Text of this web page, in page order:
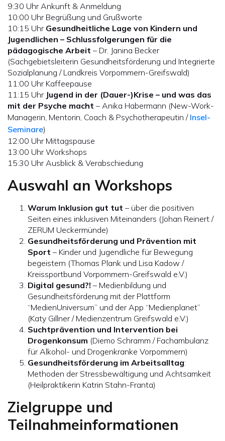
9:30 Uhr Ankunft & Anmeldung
10:00 Uhr Begrüßung und Grußworte
10:15 Uhr Gesundheitliche Lage von Kindern und
Jugendlichen – Schlussfolgerungen für die
pädagogische Arbeit – Dr. Janina Becker
(Sachgebietsleiterin Gesundheitsförderung und Integrierte
Sozialplanung / Landkreis Vorpommern-Greifswald)
11:00 Uhr Kaffeepause
11:15 Uhr Jugend in der (Dauer-)Krise – und was das
mit der Psyche macht – Anika Habermann (New-Work-
Managerin, Mentorin, Coach & Psychotherapeutin / Insel-
Seminare)
12:00 Uhr Mittagspause
13:00 Uhr Workshops
15:30 Uhr Ausblick & Verabschiedung
Auswahl an Workshops
Warum Inklusion gut tut – über die positiven
Seiten eines inklusiven Miteinanders (Johan Reinert /
ZERUM Ueckermünde)
Gesundheitsförderung und Prävention mit
Sport – Kinder und Jugendliche für Bewegung
begeistern (Thomas Plank und Lisa Kadow /
Kreissportbund Vorpommern-Greifswald e.V.)
Digital gesund?! – Medienbildung und
Gesundheitsförderung mit der Plattform
“MedienUniversum” und der App “Medienplanet”
(Katy Gillner / Medienzentrum Greifswald e.V.)
Suchtprävention und Intervention bei
Drogenkonsum (Diemo Schramm / Fachambulanz
für Alkohol- und Drogenkranke Vorpommern)
Gesundheitsförderung im Arbeitsalltag:
Methoden der Stressbewältigung und Achtsamkeit
(Heilpraktikerin Katrin Stahn-Franta)
Zielgruppe und
Teilnahmeinformationen